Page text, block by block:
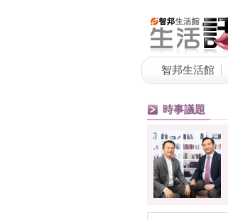
智邦生活館
時事議題